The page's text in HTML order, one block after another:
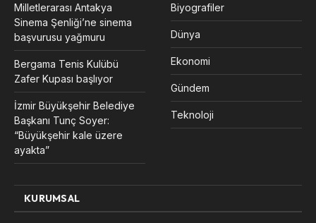
Milletlerarası Antakya
Sinema Şenliği’ne sinema
başvurusu yağmuru
Bergama Tenis Kulübü
Zafer Kupası başlıyor
İzmir Büyükşehir Belediye
Başkanı Tunç Soyer:
“Büyükşehir kale üzere
ayakta”
Biyografiler
Dünya
Ekonomi
Gündem
Teknoloji
KURUMSAL